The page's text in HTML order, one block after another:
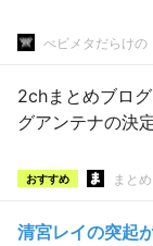
べビメタだらけの
2chまとめブロ
グアンテナの決
おすすめ まと
清宮レイの突起